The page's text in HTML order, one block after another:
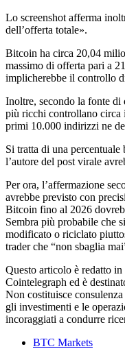
Lo screenshot afferma
dell’offerta totale».
Bitcoin ha circa 20,04
massimo di offerta pari a
implicherebbe il controllo
Inoltre, secondo la fonte di
più ricchi controllano circa
primi 10.000 indirizzi ne
Si tratta di una
l’autore del post virale
Per ora, l’affermazione
avrebbe previsto con
Bitcoin fino al 2026
Sembra più probabile che
modificato o riciclato
trader che “non sbaglia
Questo articolo è redatto
Cointelegraph ed è
Non costituisce
gli investimenti e le
incoraggiati a condurre
BTC Markets